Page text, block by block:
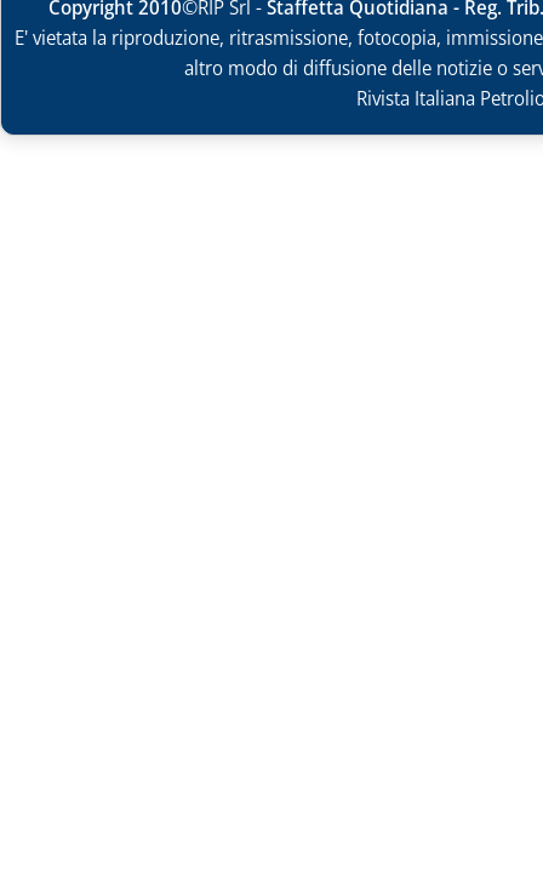
Copyright 2010©RIP Srl -Staffetta Quotidiana - Reg.
E' vietata la riproduzione, ritrasmissione, fotocopia,
altro modo di diffusione delle notizie o
Rivista Italiana